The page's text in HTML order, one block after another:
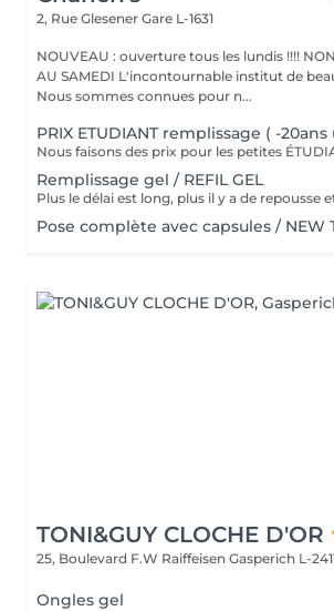
2, Rue Glesener Gare L-1631
NOUVEAU : ouverture tous les lundis !!!!
AU SAMEDI L'incontournable institut de beauté à Luxembourg.
Nous sommes connues pour n...
PRIX ETUDIANT remplissage ( -
Remplissage gel / REFIL GEL
Pose complète avec capsules / NEW
TONI&GUY CLOCHE D'OR
25, Boulevard F.W Raiffeisen Gasperich L-
Ongles gel